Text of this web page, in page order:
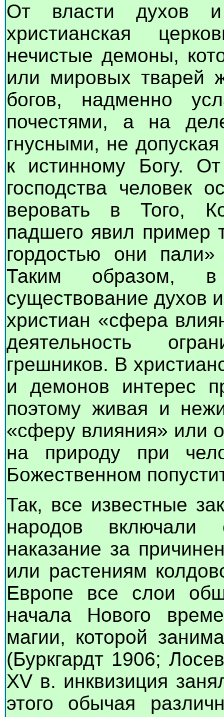
От власти духов и
христианская
нечистые демоны,
или мировых тварей
богов, надменно
почестями, а на
гнусными, не
к истинному Богу.
господства человек
веровать в Того,
падшего явил пример
гордостью они
Таким образом, в
существование духов
христиан «сфера
деятельность
грешников. В
и демонов интерес
поэтому живая и
«сферу влияния» или
на природу при
Божественном
Так, все известные
народов включали
наказание за
или растениям
Европе все слои
начала Нового
магии, которой
(Буркгардт 1906;
XV в. инквизиция
этого обычая